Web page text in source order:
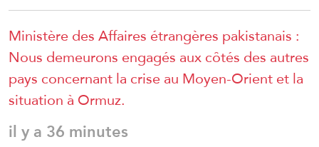
Ministère des Affaires étrangères pakistanais :
Nous demeurons engagés aux côtés des autres
pays concernant la crise au Moyen-Orient et la
situation à Ormuz.
il y a 36 minutes